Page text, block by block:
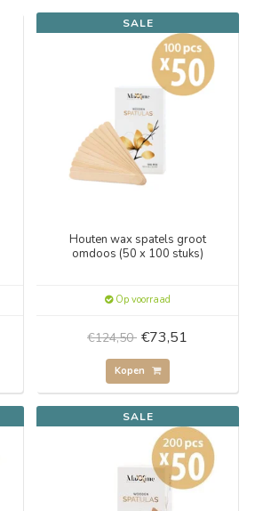
SALE
Houten wax spatels groot
omdoos (50 x 100 stuks)
Op voorraad
€124,50 €73,51
Kopen
SALE